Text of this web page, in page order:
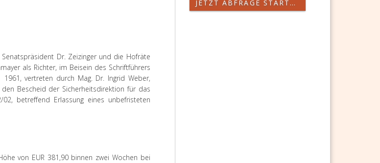
Dr. Zeizinger und die Hofräte
als Richter, im Beisein des Schriftführers
vertreten durch Mag. Dr. Ingrid Weber,
Bescheid der Sicherheitsdirektion für das
betreffend Erlassung eines unbefristeten
von EUR 381,90 binnen zwei Wochen bei
JETZT ABFRAGE STARTEN